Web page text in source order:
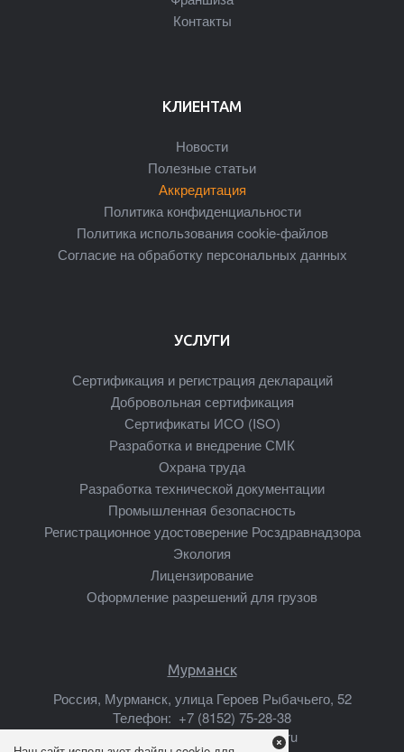
Контакты
КЛИЕНТАМ
Новости
Полезные статьи
Аккредитация
Политика конфиденциальности
Политика использования cookie-файлов
Согласие на обработку персональных данных
УСЛУГИ
Сертификация и регистрация деклараций
Добровольная сертификация
Сертификаты ИСО (ISO)
Разработка и внедрение СМК
Охрана труда
Разработка технической документации
Промышленная безопасность
Регистрационное удостоверение Росздравнадзора
Экология
Лицензирование
Оформление разрешений для грузов
Мурманск
Россия, Мурманск, улица Героев Рыбачьего, 52
Телефон: +7 (8152) 75-28-38
murmansk@mscsert.ru